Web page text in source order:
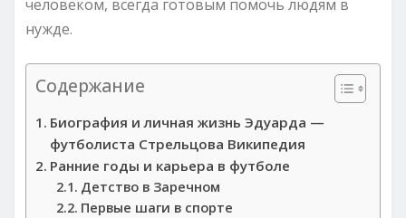
человеком, всегда готовым помочь людям в
нужде.
Содержание
Биография и личная жизнь Эдуарда —
футболиста Стрельцова Википедия
Ранние годы и карьера в футболе
Детство в Заречном
Первые шаги в спорте